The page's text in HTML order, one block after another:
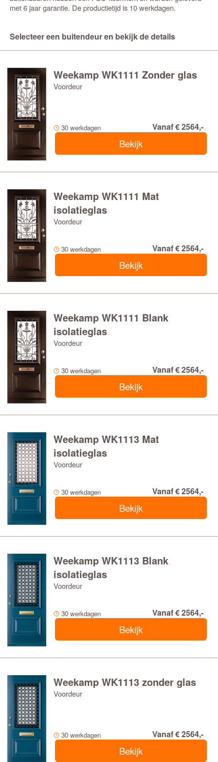
met 6 jaar garantie. De productietijd is 10 werkdagen.
Selecteer een buitendeur en bekijk de details
Weekamp WK1111 Zonder glas
Voordeur
30 werkdagen Vanaf € 2564,-
Bekijk
Weekamp WK1111 Mat
isolatieglas
Voordeur
30 werkdagen Vanaf € 2564,-
Bekijk
Weekamp WK1111 Blank
isolatieglas
Voordeur
30 werkdagen Vanaf € 2564,-
Bekijk
Weekamp WK1113 Mat
isolatieglas
Voordeur
30 werkdagen Vanaf € 2564,-
Bekijk
Weekamp WK1113 Blank
isolatieglas
Voordeur
30 werkdagen Vanaf € 2564,-
Bekijk
Weekamp WK1113 zonder glas
Voordeur
30 werkdagen Vanaf € 2564,-
Bekijk